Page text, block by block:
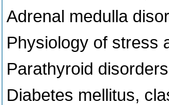
Adrenal medulla
Physiology of stress
Parathyroid
Diabetes mellitus,